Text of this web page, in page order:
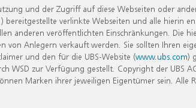
und der Zugriff auf diese Webseiten oder
verlinkte Webseiten und alle hierin
anderen veröffentlichten Einschränkungen. Die
Anlegern verkauft werden. Sie sollten Ihren
und den für die UBS-Website (www.ubs.com)
zur Verfügung gestellt. Copyright der UBS
Marken ihrer jeweiligen Eigentümer sein. Alle